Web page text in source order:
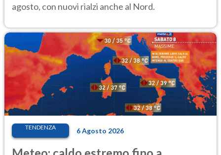
agosto, con nuovi rialzi anche al Nord.
TENDENZA 6 Agosto 2026